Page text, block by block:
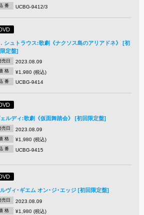
番 UCBG-9412/3
シュトラウス:歌劇《ナクソス島のアリアドネ》 [初
定盤]
売日 2023.08.09
格 ¥1,980 (税込)
番 UCBG-9414
DVD
ルディ:歌劇《仮面舞踏会》 [初回限定盤]
売日 2023.08.09
格 ¥1,980 (税込)
番 UCBG-9415
DVD
ヴィ･ギエム オン･ジ･エッジ [初回限定盤]
売日 2023.08.09
格 ¥1,980 (税込)